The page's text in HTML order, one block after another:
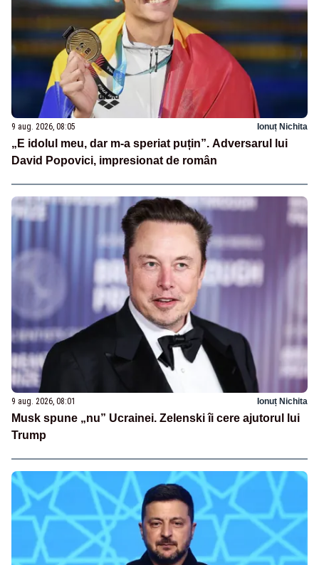
9 aug. 2026, 08:05 Ionuț Nichita
„E idolul meu, dar m-a speriat puțin”. Adversarul lui
David Popovici, impresionat de român
9 aug. 2026, 08:01 Ionuț Nichita
Musk spune „nu” Ucrainei. Zelenski îi cere ajutorul lui
Trump